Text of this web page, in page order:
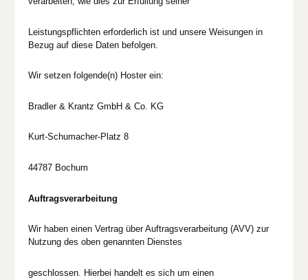
Leistungspflichten erforderlich ist und unsere Weisungen in
Bezug auf diese Daten befolgen.
Wir setzen folgende(n) Hoster ein:
Bradler & Krantz GmbH & Co. KG
Kurt-Schumacher-Platz 8
44787 Bochum
Auftragsverarbeitung
Wir haben einen Vertrag über Auftragsverarbeitung (AVV) zur
Nutzung des oben genannten Dienstes
geschlossen. Hierbei handelt es sich um einen